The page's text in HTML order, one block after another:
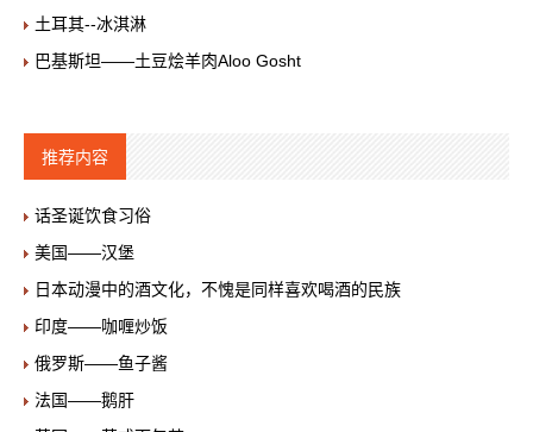
土耳其--冰淇淋
巴基斯坦——土豆烩羊肉Aloo Gosht
推荐内容
话圣诞饮食习俗
美国——汉堡
日本动漫中的酒文化，不愧是同样喜欢喝酒的民族
印度——咖喱炒饭
俄罗斯——鱼子酱
法国——鹅肝